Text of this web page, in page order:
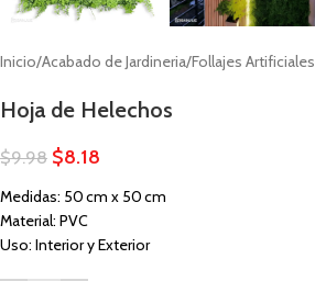
Inicio/Acabado de Jardineria/Follajes Artificiales
Hoja de Helechos
$9.98 $8.18
Medidas: 50 cm x 50 cm
Material: PVC
Uso: Interior y Exterior